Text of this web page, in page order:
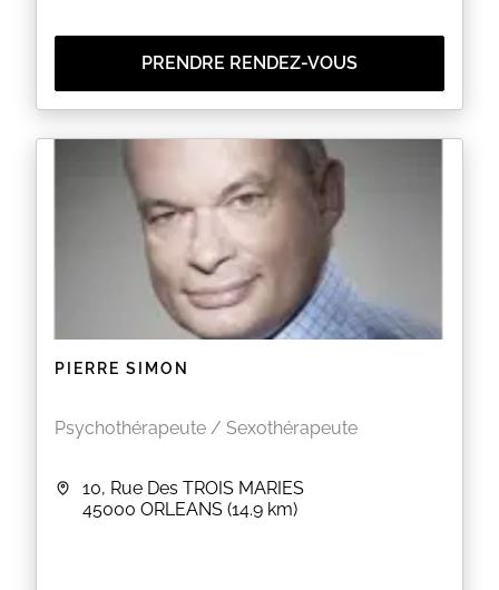
PRENDRE RENDEZ-VOUS
PIERRE SIMON
Psychothérapeute / Sexothérapeute
10, Rue Des TROIS MARIES
45000 ORLEANS (14.9 km)